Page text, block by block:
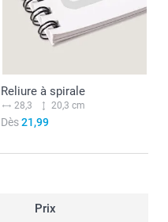
Reliure à spirale
28,3 20,3 cm
Dès21,99
Prix